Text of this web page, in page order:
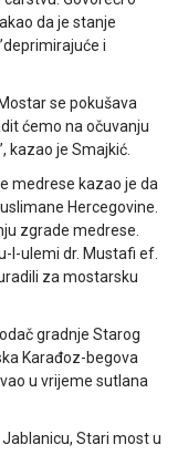
da je stanje
i
se pokušava
ćemo na očuvanju
kazao je Smajkić.
medrese kazao je da
Hercegovine.
zgrade medrese.
l-ulemi dr. Mustafi ef.
za mostarsku
gradnje Starog
Karađoz-begova
u vrijeme sutlana
Stari most u